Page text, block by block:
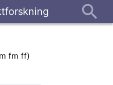
fm ff)